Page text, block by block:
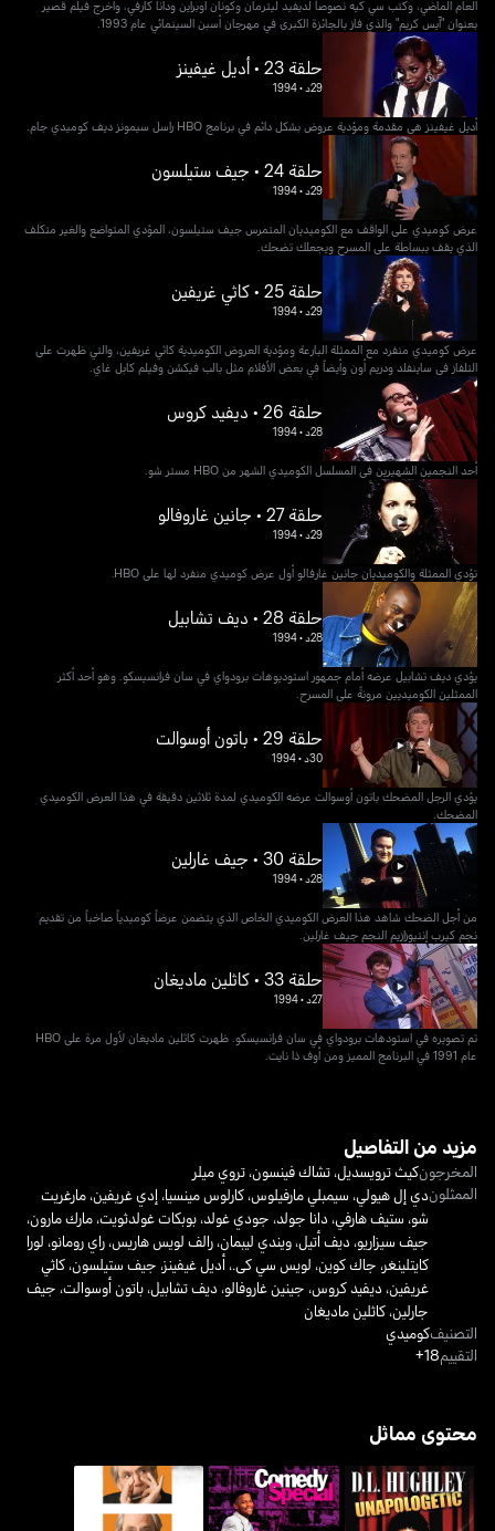
العام الماضي، وكتب سي كيه نصوصاً لديفيد ليترمان وكونان أوبراين ودانا كارفي، وأخرج فيلم قصير
بعنوان "آيس كريم" والذي فاز بالجائزة الكبرى في مهرجان أسبن السينمائي عام 1993.
حلقة 23 • أديل غيفينز
29د •
1994
أديل غيفينز هي مقدمة ومؤدية عروض بشكل دائم في برنامج HBO راسل سيمونز ديف كوميدي جام.
حلقة 24 • جيف ستيلسون
29د •
1994
عرض كوميدي على الواقف مع الكوميديان المتمرس جيف ستيلسون، المؤدي المتواضع والغير متكلف
الذي يقف ببساطة على المسرح ويجعلك تضحك.
حلقة 25 • كاثي غريفين
29د •
1994
عرض كوميدي منفرد مع الممثلة البارعة ومؤدية العروض الكوميدية كاثي غريفين، والتي ظهرت على
التلفاز في ساينفلد ودريم أون وأيضاً في بعض الأفلام مثل بالب فيكشن وفيلم كابل غاي.
حلقة 26 • ديفيد كروس
28د •
1994
أحد النجمين الشهيرين في المسلسل الكوميدي الشهر من HBO مستر شو.
حلقة 27 • جانين غاروفالو
29د •
1994
تؤدي الممثلة والكوميديان جانين غارفالو أول عرض كوميدي منفرد لها على HBO.
حلقة 28 • ديف تشابيل
28د •
1994
يؤدي ديف تشابيل عرضه أمام جمهور استوديوهات برودواي في سان فرانسيسكو. وهو أحد أكثر
الممثلين الكوميديين مرونةً على المسرح.
حلقة 29 • باتون أوسوالت
30د •
1994
يؤدي الرجل المضحك باتون أوسوالت عرضه الكوميدي لمدة ثلاثين دقيقة في هذا العرض الكوميدي
المضحك.
حلقة 30 • جيف غارلين
28د •
1994
من أجل الضحك شاهد هذا العرض الكوميدي الخاص الذي يتضمن عرضاً كوميدياً صاخباً من تقديم
نجم كيرب إنتيوزازيم النجم جيف غارلين.
حلقة 33 • كاثلين ماديغان
27د •
1994
تم تصويره في استودهات برودواي في سان فرانسيسكو. ظهرت كاثلين ماديغان لأول مرة على HBO
عام 1991 في البرنامج المميز ومن أوف ذا نايت.
مزيد من التفاصيل
المخرجونكيث ترويسديل،تشاك فينسون،تروي ميلر
الممثلوندي إل هيولي، سيمبلي مارفيلوس،كارلوس مينسيا، إدي غريفين،مارغريت
شو، ستيف هارفي، دانا جولد، جودي غولد،بوبكات غولدثويت،مارك مارون،
جيف سيزاريو، ديف أتيل،ويندي ليبمان،رالف لويس هاريس،راي رومانو، لورا
كايتلينغر، جاك كوين، لويس سي كى.، أديل غيفينز، جيف ستيلسون،كاثي
غريفين، ديفيد كروس، جينين غاروفالو، ديف تشابيل،باتون أوسوالت، جيف
جارلين،كاثلين ماديغان
التصنيفكوميدي
التقييم18+
محتوى مماثل